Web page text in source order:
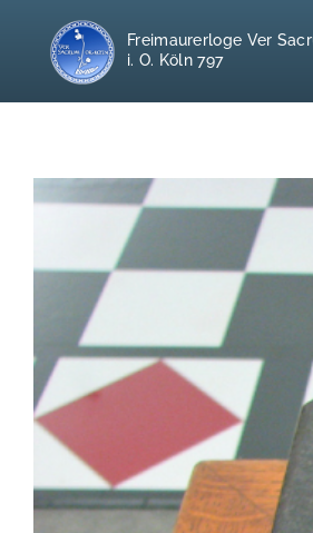
Freimaurerei
100 F.A.Q.
Leitgedanken
Loge
Geschichte
Freimaurerloge Ver
i. O. Köln 797